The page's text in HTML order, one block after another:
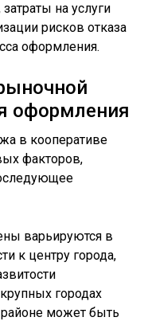
на услуги
рисков отказа
оформления.
оформления
в кооперативе
факторов,
варьируются в
к центру города,
городах
может быть